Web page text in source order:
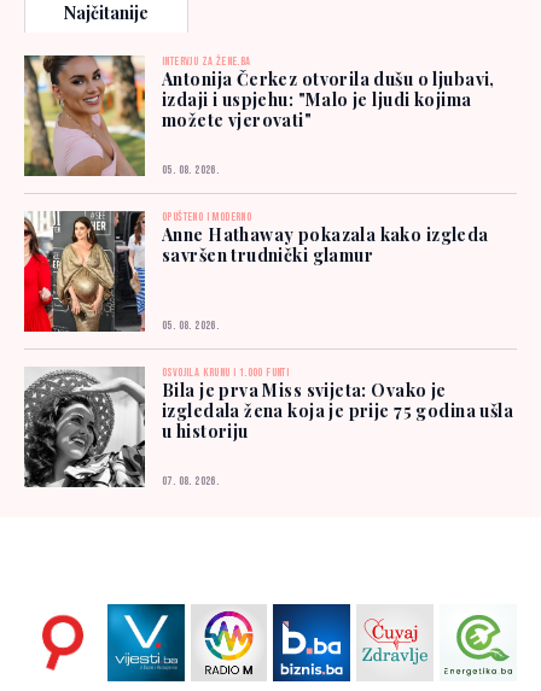
Najčitanije
INTERVJU ZA ŽENE.BA
Antonija Čerkez otvorila dušu o ljubavi,
izdaji i uspjehu: "Malo je ljudi kojima
možete vjerovati"
05. 08. 2026.
OPUŠTENO I MODERNO
Anne Hathaway pokazala kako izgleda
savršen trudnički glamur
05. 08. 2026.
OSVOJILA KRUNU I 1.000 FUNTI
Bila je prva Miss svijeta: Ovako je
izgledala žena koja je prije 75 godina ušla
u historiju
07. 08. 2026.